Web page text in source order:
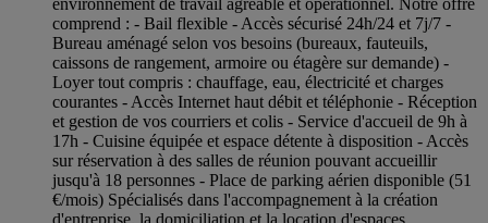
comprend : - Bail flexible - Accès sécurisé 24h/24 et 7j/7 -
Bureau aménagé selon vos besoins (bureaux, fauteuils,
caissons de rangement, armoire ou étagère sur demande) -
Loyer tout compris : chauffage, eau, électricité et charges
courantes - Accès Internet haut débit et téléphonie - Réception
et gestion de vos courriers et colis - Service d'accueil de 9h à
17h - Cuisine équipée et espace détente à disposition - Accès
sur réservation à des salles de réunion pouvant accueillir
jusqu'à 18 personnes - Place de parking aérien disponible (51
€/mois) Spécialisés dans l'accompagnement à la création
d'entreprise, la domiciliation et la location d'espaces